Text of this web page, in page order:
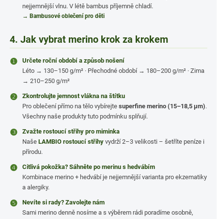
nejjemnější vlnu. V létě bambus příjemně chladí.
→ Bambusové oblečení pro děti
4. Jak vybrat merino krok za krokem
❶
Určete roční období a způsob nošení
Léto → 130–150 g/m² · Přechodné období → 180–200 g/m² · Zima
→ 210–250 g/m²
❷
Zkontrolujte jemnost vlákna na štítku
Pro oblečení přímo na tělo vybírejte superfine merino (15–18,5 µm).
Všechny naše produkty tuto podmínku splňují.
❸
Zvažte rostoucí střihy pro miminka
Naše LAMBIO rostoucí střihy vydrží 2–3 velikosti – šetříte peníze i
přírodu.
❹
Citlivá pokožka? Sáhněte po merinu s hedvábím
Kombinace merino + hedvábí je nejjemnější varianta pro ekzematiky
a alergiky.
❺
Nevíte si rady? Zavolejte nám
Sami merino denně nosíme a s výběrem rádi poradíme osobně,